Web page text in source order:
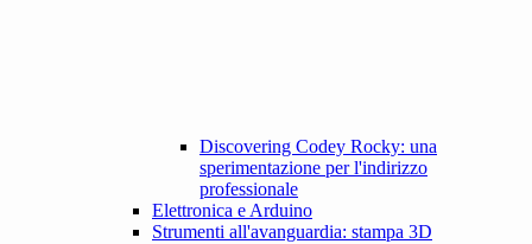
Discovering Codey Rocky: una
sperimentazione per l'indirizzo
professionale
Elettronica e Arduino
Strumenti all'avanguardia: stampa 3D